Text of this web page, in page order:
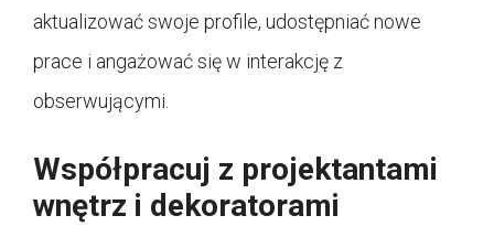
aktualizować swoje profile, udostępniać nowe
prace i angażować się w interakcję z
obserwującymi.
Współpracuj z projektantami
wnętrz i dekoratorami